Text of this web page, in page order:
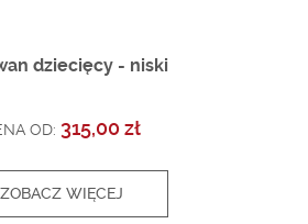
dziecięcy - niski
OD: 315,00 zł
ZOBACZ WIĘCEJ